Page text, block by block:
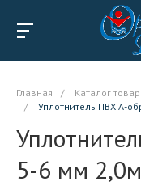
Главная / Каталог
/
Уплотнитель ПВХ А-
5-6 мм